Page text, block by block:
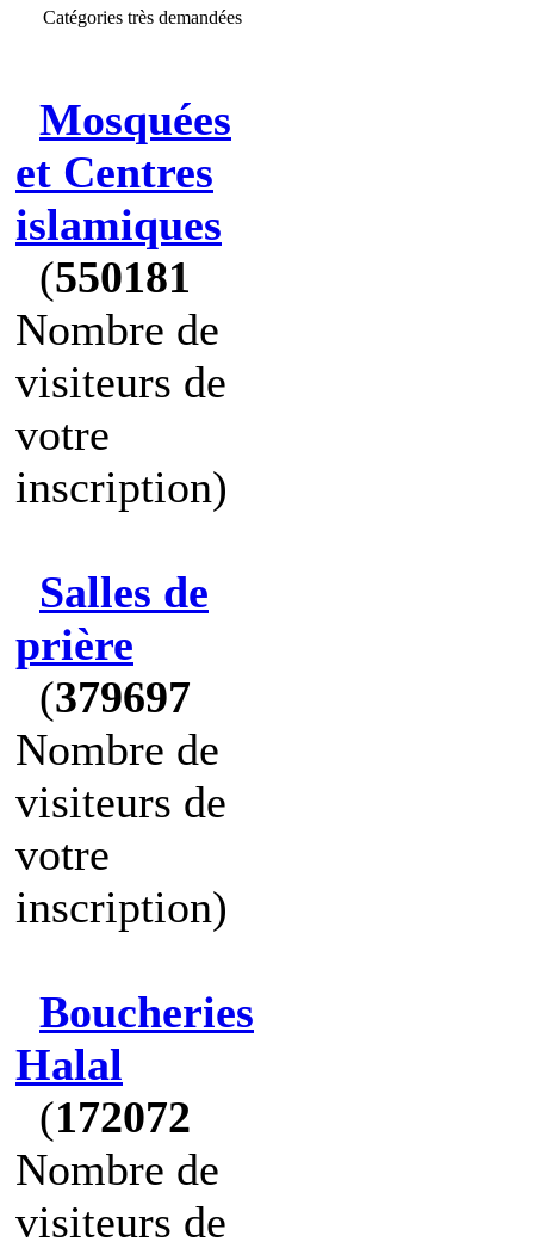
Catégories très demandées
Mosquées
et Centres
islamiques
(550181
Nombre de
visiteurs de
votre
inscription)
Salles de
prière
(379697
Nombre de
visiteurs de
votre
inscription)
Boucheries
Halal
(172072
Nombre de
visiteurs de